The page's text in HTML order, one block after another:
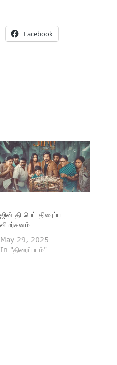
Facebook
ஜின் தி பெட் திரைப்பட
விமர்சனம்
May 29, 2025
In "திரைப்படம்"